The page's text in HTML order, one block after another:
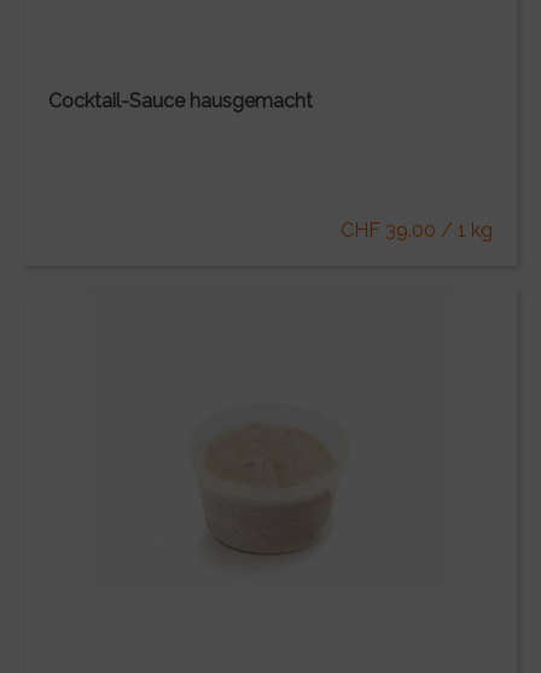
Cocktail-Sauce hausgemacht
CHF 39.00 / 1 kg